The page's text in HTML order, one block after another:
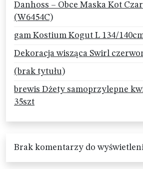
Danhoss – Obce Maska Kot
(W6454C)
gam Kostium Kogut L 134/
Dekoracja wisząca Swirl
(brak tytułu)
brewis Dżety samoprzylepne
35szt
Brak komentarzy do